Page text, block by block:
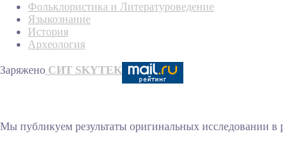
Фольклористика и Литературоведение
Языкознание
История
Археология
Заряжено СИТ SKYTEK
Мы публикуем результаты оригинальных исследовании